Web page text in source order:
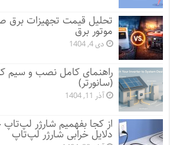
تحلیل قیمت تجهیزات برق
موتور برق
دی 4, 1404
راهنمای کامل نصب و سیم
(سانورتر)
آذر 11, 1404
از کجا بفهمیم شارژر
دلایل خرابی شارژر لپ‌تاپ